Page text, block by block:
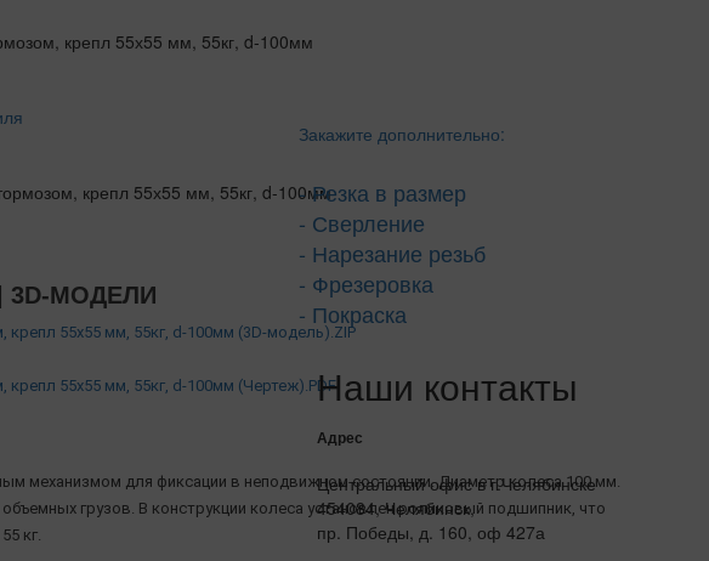
МОДЕЛИ
55х55 мм, 55кг, d-100мм (3D-модель).ZIP
55х55 мм, 55кг, d-100мм (Чертеж).PDF
механизмом для фиксации в неподвижном состоянии. Диаметр колеса 100 мм.
грузов. В конструкции колеса установлен роликовый подшипник, что
кг.
Закажите дополнительно:
- Резка в размер
- Сверление
- Нарезание резьб
- Фрезеровка
- Покраска
Наши контакты
Адрес
Центральный офис в г.Челябинске
454084, Челябинск,
пр. Победы, д. 160, оф 427а